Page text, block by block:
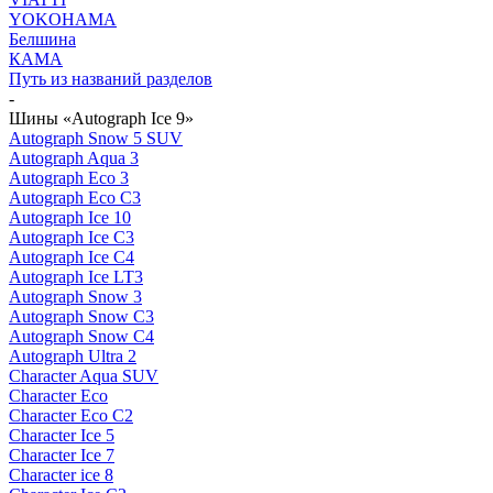
YOKOHAMA
Белшина
КАМА
Путь из названий разделов
-
Шины «Autograph Ice 9»
Autograph Snow 5 SUV
Autograph Aqua 3
Autograph Eco 3
Autograph Eco C3
Autograph Ice 10
Autograph Ice C3
Autograph Ice C4
Autograph Ice LT3
Autograph Snow 3
Autograph Snow C3
Autograph Snow C4
Autograph Ultra 2
Character Aqua SUV
Character Eco
Character Eco C2
Character Ice 5
Character Ice 7
Character ice 8